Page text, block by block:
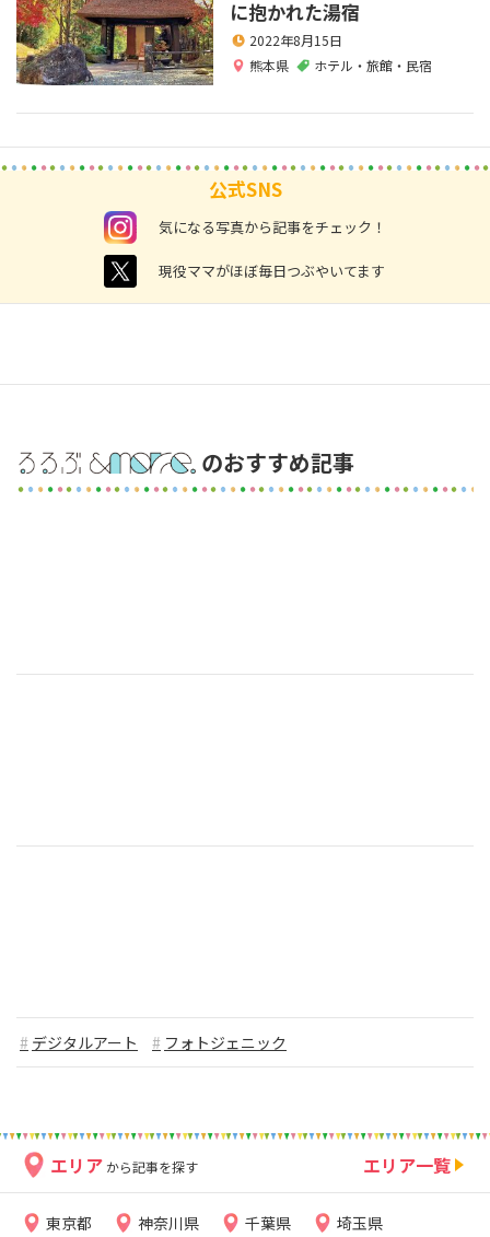
に抱かれた湯宿
2022年8月15日
熊本県
ホテル・旅館・民宿
公式SNS
instagram 気になる写真から記事をチェック！
twitter 現役ママがほぼ毎日つぶやいてます
のおすすめ記事
デジタルアート フォトジェニック
エリア から記事を探す エリア一覧
東京都 神奈川県 千葉県
埼玉県